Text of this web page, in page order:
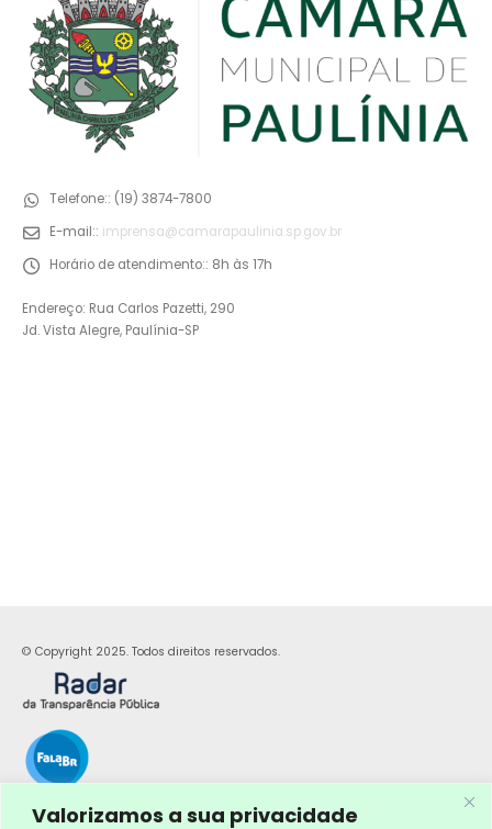
Valorizamos a sua privacidade
Telefone:: (19) 3874-7800
E-mail:: imprensa@camarapaulinia.sp.gov.br
Horário de atendimento:: 8h às 17h
Endereço: Rua Carlos Pazetti, 290
Jd. Vista Alegre, Paulínia-SP
© Copyright 2025. Todos direitos reservados.